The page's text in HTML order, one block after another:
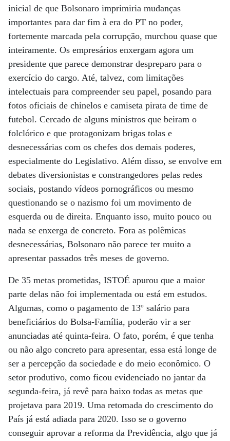
inicial de que Bolsonaro imprimiria mudanças
importantes para dar fim à era do PT no poder,
fortemente marcada pela corrupção, murchou quase que
inteiramente. Os empresários enxergam agora um
presidente que parece demonstrar despreparo para o
exercício do cargo. Até, talvez, com limitações
intelectuais para compreender seu papel, posando para
fotos oficiais de chinelos e camiseta pirata de time de
futebol. Cercado de alguns ministros que beiram o
folclórico e que protagonizam brigas tolas e
desnecessárias com os chefes dos demais poderes,
especialmente do Legislativo. Além disso, se envolve em
debates diversionistas e constrangedores pelas redes
sociais, postando vídeos pornográficos ou mesmo
questionando se o nazismo foi um movimento de
esquerda ou de direita. Enquanto isso, muito pouco ou
nada se enxerga de concreto. Fora as polêmicas
desnecessárias, Bolsonaro não parece ter muito a
apresentar passados três meses de governo.
De 35 metas prometidas, ISTOÉ apurou que a maior
parte delas não foi implementada ou está em estudos.
Algumas, como o pagamento de 13º salário para
beneficiários do Bolsa-Família, poderão vir a ser
anunciadas até quinta-feira. O fato, porém, é que tenha
ou não algo concreto para apresentar, essa está longe de
ser a percepção da sociedade e do meio econômico. O
setor produtivo, como ficou evidenciado no jantar da
segunda-feira, já revê para baixo todas as metas que
projetava para 2019. Uma retomada do crescimento do
País já está adiada para 2020. Isso se o governo
conseguir aprovar a reforma da Previdência, algo que já